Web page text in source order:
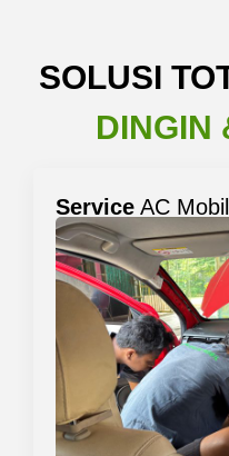
SOLUSI
DINGIN
Service AC Mobil